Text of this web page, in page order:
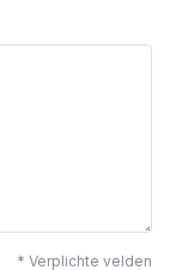
* Verplichte velden